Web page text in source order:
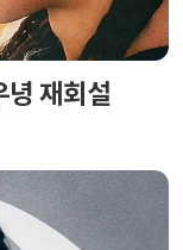
재회설